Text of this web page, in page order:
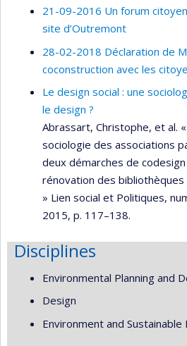
21-09-2016 Un forum
site d’Outremont
28-02-2018 Déclaration de
coconstruction avec les
Le design social : une
le design ?
Abrassart, Christophe, et al.
sociologie des associations
deux démarches de
rénovation des bibliothèques
» Lien social et Politiques,
2015, p. 117–138.
Disciplines
Environmental Planning and
Design
Environment and